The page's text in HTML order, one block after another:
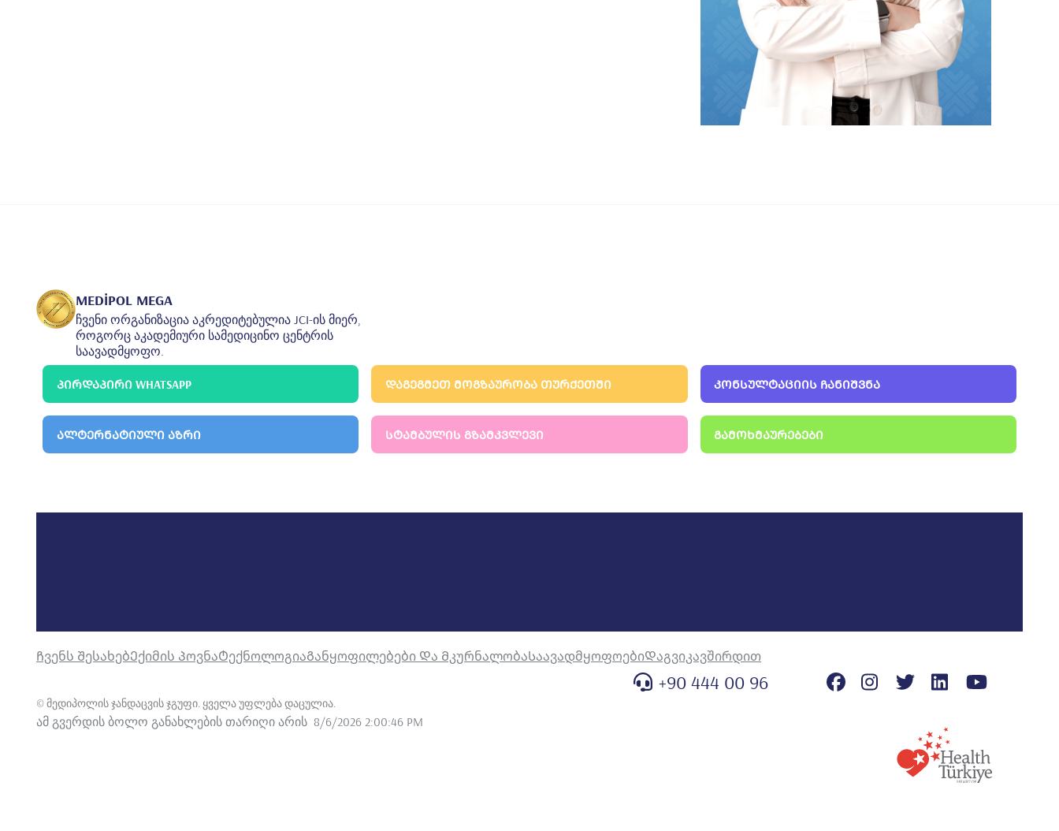
MEDİPOL MEGA
ჩვენი ორგანიზაცია აკრედიტებულია JCI-ის მიერ,
როგორც აკადემიური სამედიცინო ცენტრის
საავადმყოფო.
ᲞᲘᲠᲓᲐᲞᲘᲠᲘ WHATSAPP ᲓᲐᲒᲔᲒᲛᲔᲗ ᲛᲝᲒᲖᲐᲣᲠᲝᲑᲐ ᲗᲣᲠᲥᲔᲗᲨᲘ ᲙᲝᲜᲡᲣᲚᲢᲐᲪᲘᲘᲡ ᲩᲐᲜᲘᲨᲕᲜᲐ
ᲐᲚᲢᲔᲠᲜᲐᲢᲘᲣᲚᲘ ᲐᲖᲠᲘ ᲡᲢᲐᲛᲑᲣᲚᲘᲡ ᲒᲖᲐᲛᲙᲕᲚᲔᲕᲘ ᲒᲐᲛᲝᲮᲛᲐᲣᲠᲔᲑᲔᲑᲘ
Ჩვენს ᲨესახებᲔქიმის ᲞოვნაᲢექნოლოგიაᲒანყოფილებები Და ᲛკურნალობაᲡაავადმყოფოებიᲓაგვიკავშირდით
© მედიპოლის ჯანდაცვის ჯგუფი. ყველა უფლება დაცულია.
ამ გვერდის ბოლო განახლების თარიღი არის 8/6/2026 2:00:46 PM
+90 444 00 96